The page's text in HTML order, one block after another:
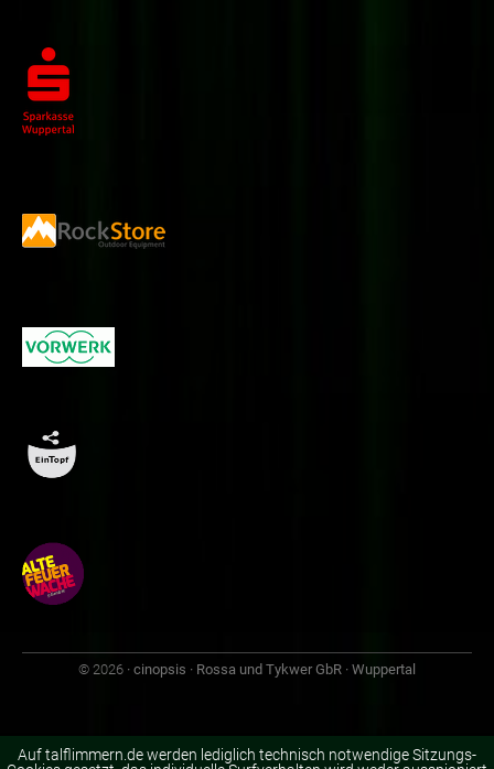
© 2026 · cinopsis · Rossa und Tykwer GbR · Wuppertal
Auf talflimmern.de werden lediglich technisch notwendige Sitzungs-